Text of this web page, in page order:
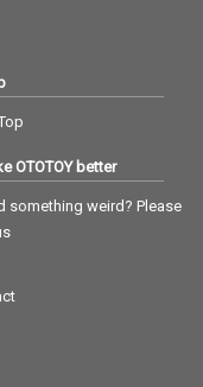
OTOTOY better
something weird? Please